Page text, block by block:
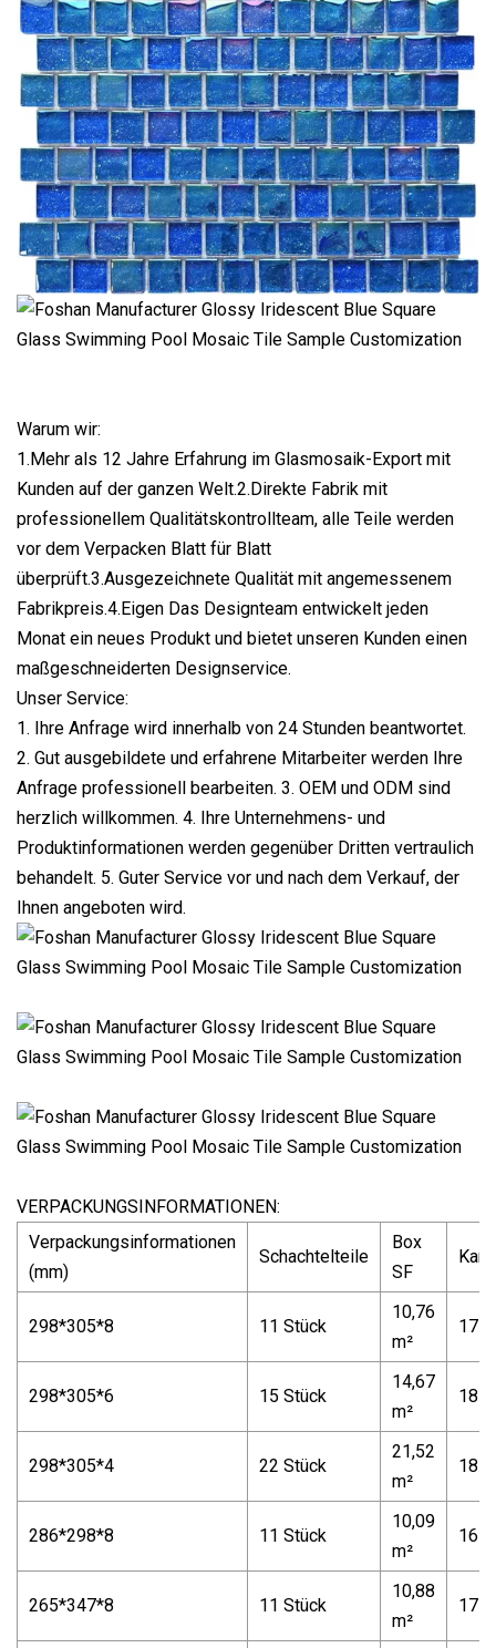
Warum wir:
1.Mehr als 12 Jahre Erfahrung im Glasmosaik-Export mit
Kunden auf der ganzen Welt.2.Direkte Fabrik mit
professionellem Qualitätskontrollteam, alle Teile werden
vor dem Verpacken Blatt für Blatt
überprüft.3.Ausgezeichnete Qualität mit angemessenem
Fabrikpreis.4.Eigen Das Designteam entwickelt jeden
Monat ein neues Produkt und bietet unseren Kunden einen
maßgeschneiderten Designservice.
Unser Service:
1. Ihre Anfrage wird innerhalb von 24 Stunden beantwortet.
2. Gut ausgebildete und erfahrene Mitarbeiter werden Ihre
Anfrage professionell bearbeiten. 3. OEM und ODM sind
herzlich willkommen. 4. Ihre Unternehmens- und
Produktinformationen werden gegenüber Dritten vertraulich
behandelt. 5. Guter Service vor und nach dem Verkauf, der
Ihnen angeboten wird.
VERPACKUNGSINFORMATIONEN:
Verpackungsinformationen
(mm)
Schachtelteile
Box
SF
298*305*8 11 Stück
10,76
m²
17
298*305*6 15 Stück
14,67
m²
18
298*305*4 22 Stück
21,52
m²
18
286*298*8 11 Stück
10,09
m²
16
265*347*8 11 Stück
10,88
m²
17